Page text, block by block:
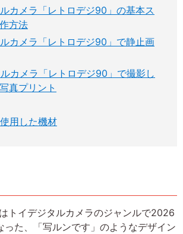
カメラ「レトロデジ90」の基本ス
方法
ルカメラ「レトロデジ90」で静止画
ルカメラ「レトロデジ90」で撮影し
真プリント
用した機材
トイデジタルカメラのジャンルで2026
った、「写ルンです」のようなデザイン